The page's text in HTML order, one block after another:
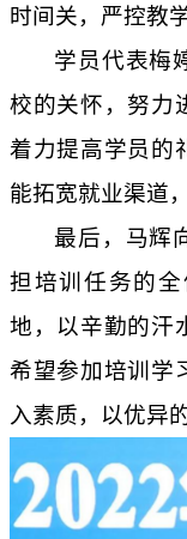
时间关，严控教
学员代表梅
校的关怀，努力
着力提高学员的
能拓宽就业渠道
最后，马辉
担培训任务的
地，以辛勤的汗
希望参加培训学
入素质，以优异